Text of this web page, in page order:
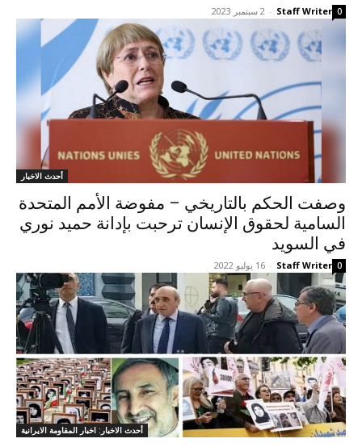
Staff Writer
- 2 سبتمبر 2023 0
أحدث الاخبار
وصفت الحکم بالتاریخي – مفوضة الأمم المتحدة
السامية لحقوق الإنسان ترحبت بإدانة حميد نوري
في السويد
Staff Writer
- 16 يوليو 2022 0
أحدث الاخبار: اخبار المقاومة الايرانية